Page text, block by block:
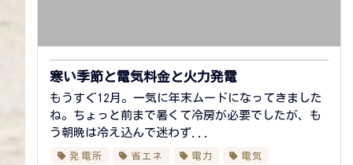
寒い季節と電気料金と火力発電
もうすぐ12月。一気に年末ムードになってきました
ね。ちょっと前まで暑くて冷房が必要でしたが、も
う朝晩は冷え込んで迷わず...
発電所 省エネ 電力 電気